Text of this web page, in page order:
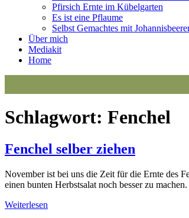
Pfirsich Ernte im Kübelgarten
Es ist eine Pflaume
Selbst Gemachtes mit
Über mich
Mediakit
Home
Schlagwort: Fenchel
Fenchel selber ziehen
November ist bei uns die Zeit für die Ernte des
einen bunten Herbstsalat noch besser zu
Weiterlesen